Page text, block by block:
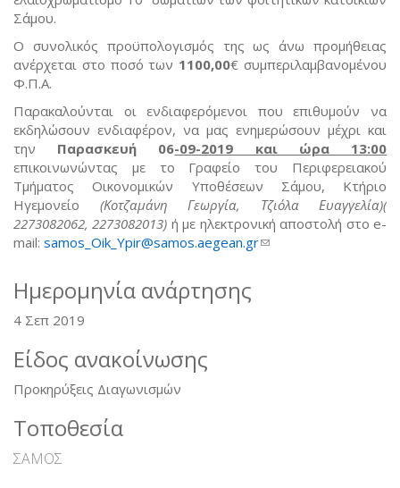
Σάμου.
Ο συνολικός προϋπολογισμός της ως άνω προμήθειας
ανέρχεται στο ποσό των 1100,00€ συμπεριλαμβανομένου
Φ.Π.Α.
Παρακαλούνται οι ενδιαφερόμενοι που επιθυμούν να
εκδηλώσουν ενδιαφέρον, να μας ενημερώσουν μέχρι και
την Παρασκευή 06-09-2019 και ώρα 13:00
επικοινωνώντας με το Γραφείο του Περιφερειακού
Τμήματος Οικονομικών Υποθέσεων Σάμου, Κτήριο
Ηγεμονείο (Κοτζαμάνη Γεωργία, Τζιόλα Ευαγγελία)(
2273082062, 2273082013) ή με ηλεκτρονική αποστολή στο e-
mail: samos_Oik_Ypir@samos.aegean.gr(link sends e-mail)
Ημερομηνία ανάρτησης
4 Σεπ 2019
Είδος ανακοίνωσης
Προκηρύξεις Διαγωνισμών
Τοποθεσία
ΣΑΜΟΣ